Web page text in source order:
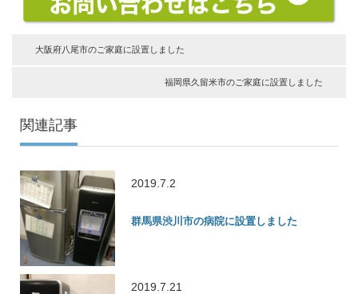
大阪府八尾市のご家庭に設置しました
福岡県久留米市のご家庭に設置しました
関連記事
2019.7.2
群馬県渋川市の病院に設置しました
2019.7.21